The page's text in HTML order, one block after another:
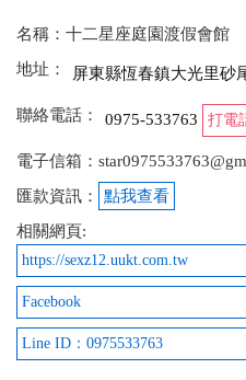
名稱：十二星座庭園渡假會館
地址：
屏東縣恆春鎮大光里砂
聯絡電話： 0975-533763 打電
電子信箱：
匯款資訊：
點我查看
相關網頁:
https://sexz12.uukt.com.tw
Facebook
Line ID：0975533763